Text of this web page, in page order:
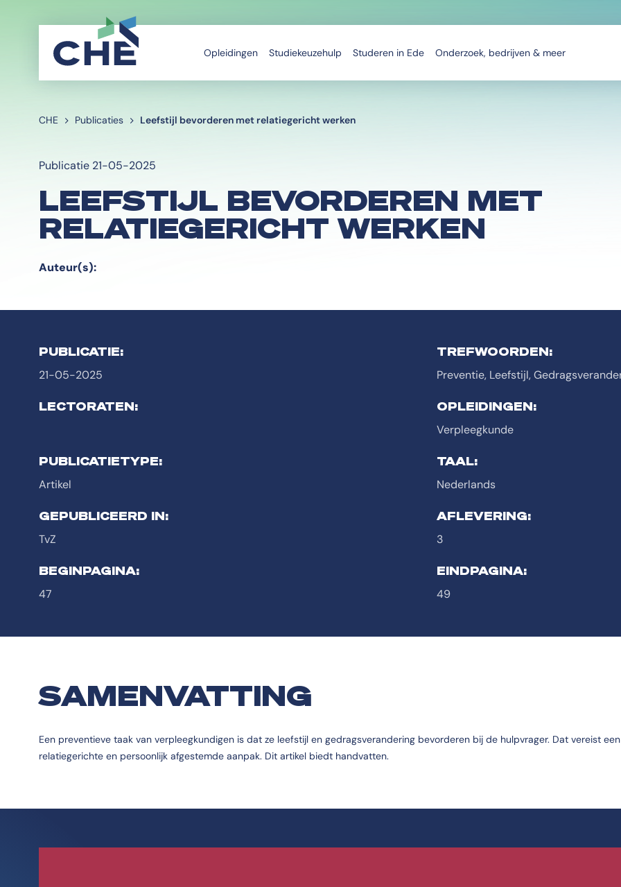
Opleidingen Studiekeuzehulp Studeren in Ede Onderzoek, bedrijven & meer
CHE Publicaties Leefstijl bevorderen met relatiegericht werken
Publicatie 21-05-2025
LEEFSTIJL BEVORDEREN MET
RELATIEGERICHT WERKEN
Auteur(s):
PUBLICATIE:
21-05-2025
TREFWOORDEN:
Preventie, Leefstijl,
LECTORATEN:
OPLEIDINGEN:
Verpleegkunde
PUBLICATIETYPE:
Artikel
TAAL:
Nederlands
GEPUBLICEERD IN:
TvZ
AFLEVERING:
3
BEGINPAGINA:
47
EINDPAGINA:
49
SAMENVATTING
Een preventieve taak van verpleegkundigen is dat ze leefstijl en gedragsverandering bevorderen bij de hulpvrager. Dat vereist een
relatiegerichte en persoonlijk afgestemde aanpak. Dit artikel biedt handvatten.